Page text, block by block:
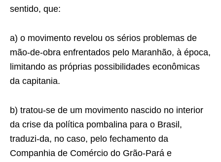
sentido, que:
a) o movimento revelou os sérios problemas de
mão-de-obra enfrentados pelo Maranhão, à época,
limitando as próprias possibilidades econômicas
da capitania.
b) tratou-se de um movimento nascido no interior
da crise da política pombalina para o Brasil,
traduzi-da, no caso, pelo fechamento da
Companhia de Comércio do Grão-Pará e